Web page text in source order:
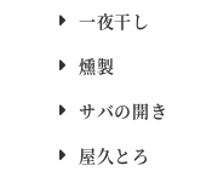
一夜干し
燻製
サバの開き
屋久とろ